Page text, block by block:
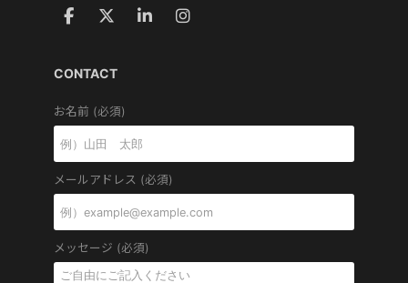
CONTACT
お名前 (必須)
メールアドレス (必須)
メッセージ (必須)